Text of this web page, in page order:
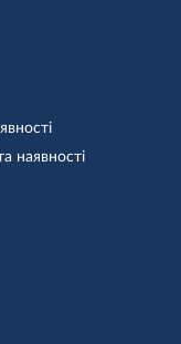
наявності